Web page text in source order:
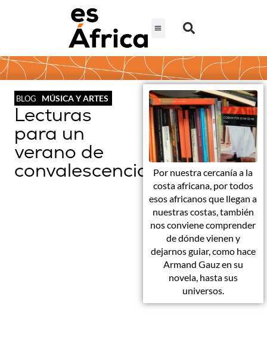
BLOG MÚSICA Y ARTES
Lecturas
para un
verano de
convalescenciasPor nuestra cercanía a la
costa africana, por todos
esos africanos que llegan a
nuestras costas, también
nos conviene comprender
de dónde vienen y
dejarnos guiar, como hace
Armand Gauz en su
novela, hasta sus
universos.